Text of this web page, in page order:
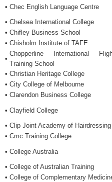
• Chec English Language Centre
• Chelsea International College
• Chifley Business School
• Chisholm Institute of TAFE
•
Chopperline International
Training School
• Christian Heritage College
• City College of Melbourne
• Clarendon Business College
• Clayfield College
• Clip Joint Academy of Hairdressing
• Cmc Training College
• College Australia
• College of Australian Training
• College of Complementary